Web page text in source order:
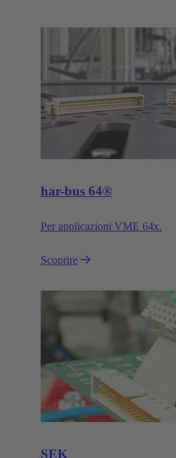
har-bus 64®
Per applicazioni VME 64x.
Scoprire
SEK